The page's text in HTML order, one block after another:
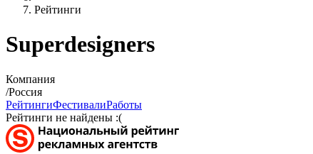
Рейтинги
Superdesigners
Компания
/Россия
РейтингиФестивалиРаботы
Рейтинги не найдены :(